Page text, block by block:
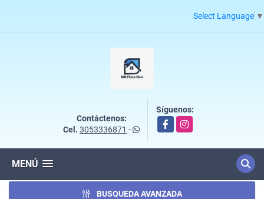
Select Language ▼
Contáctenos:
Cel. 3053336871 -
Síguenos:
FacebookInstagram
MENÚ
BUSQUEDA AVANZADA